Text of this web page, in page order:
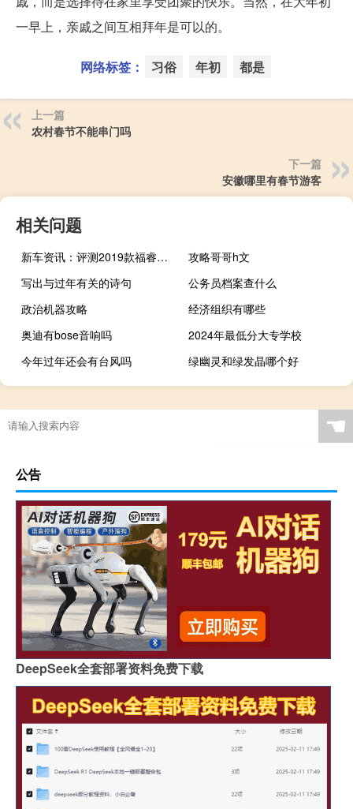
一早上，亲戚之间互相拜年是可以的。
网络标签： 习俗 年初 都是
上一篇
农村春节不能串门吗
下一篇
安徽哪里有春节游客
相关问题
新车资讯：评测2019款福睿斯轮胎型号规格多少及2019款福睿斯价格多少钱
攻略哥哥h文
写出与过年有关的诗句
公务员档案查什么
政治机器攻略
经济组织有哪些
奥迪有bose音响吗
2024年最低分大专学校
今年过年还会有台风吗
绿幽灵和绿发晶哪个好
☚
公告
DeepSeek全套部署资料免费下载